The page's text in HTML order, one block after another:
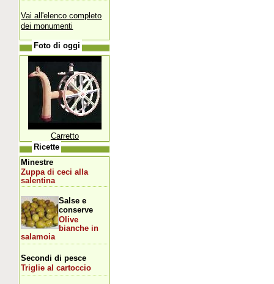
Vai all'elenco completo
dei monumenti
Foto di oggi
Carretto
Ricette
Minestre
Zuppa di ceci alla
salentina
Salse e
conserve
Olive
bianche in
salamoia
Secondi di pesce
Triglie al cartoccio